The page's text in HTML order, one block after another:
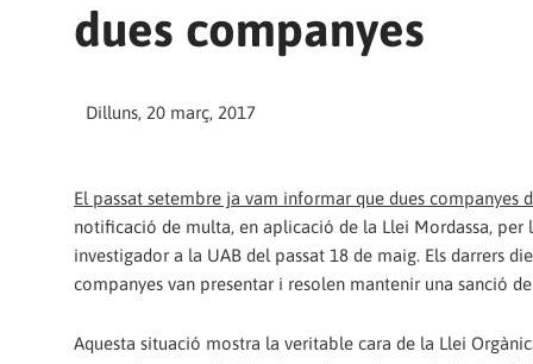
dues companyes
Dilluns, 20 març, 2017
El passat setembre ja vam informar que dues companyes
notificació de multa, en aplicació de la Llei Mordassa,
investigador a la UAB del passat 18 de maig. Els darrers
companyes van presentar i resolen mantenir una sanció
Aquesta situació mostra la veritable cara de la Llei